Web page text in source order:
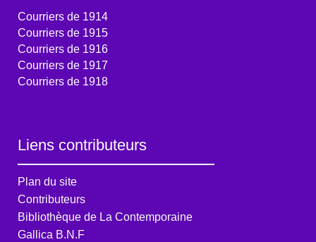
Courriers de 1914
Courriers de 1915
Courriers de 1916
Courriers de 1917
Courriers de 1918
Liens contributeurs
Plan du site
Contributeurs
Bibliothèque de La Contemporaine
Gallica B.N.F